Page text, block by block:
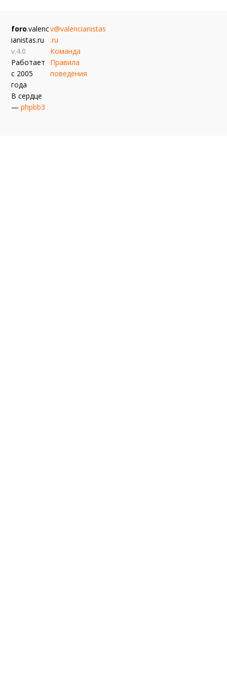
foro.valenc
ianistas.ru
v.4.0
Работает
с 2005
года
В сердце
—phpbb3
v@valencianistas
.ru
Команда
Правила
поведения